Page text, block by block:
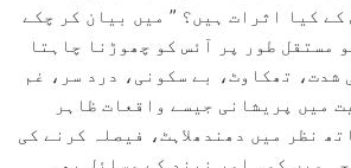
کے کیا اثرات ہیں؟ ” میں بیان کر چکے
مستقل طور پر آئس کو چھوڑنا چاہتا
شدت، تھکاوٹ، بے سکونی، درد سر، غم
میں پریشانی جیسے واقعات ظاہر
نظر میں دھندھلاہٹ، فیصلہ کرنے کی